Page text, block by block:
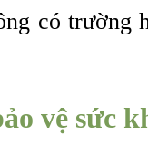
có
vệ sức